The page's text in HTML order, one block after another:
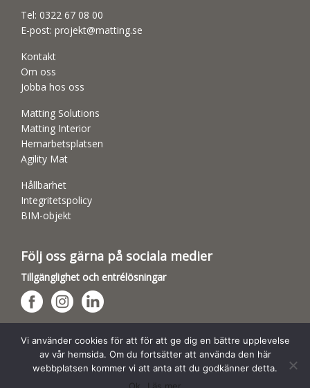
Tel: 0322 67 08 00
E-post: projekt@matting.se
Kontakt
Om oss
Jobba hos oss
Matting Solutions
Matting Interior
Hemarbetsplatsen
Agility Mat
Hållbarhet
Integritetspolicy
BIM-objekt
Följ oss gärna på sociala medier
Tillgänglighet och entrélösningar
Hundsporthallar
Vi använder cookies för att för att ge dig en bättre upplevelse
av vår hemsida. Om du fortsätter att använda den här
webbplatsen kommer vi att anta att du godkänner detta.